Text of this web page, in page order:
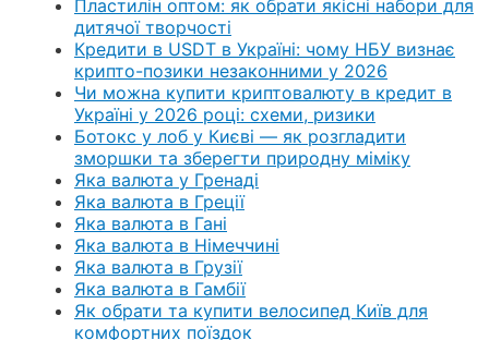
Пластилін оптом: як обрати якісні набори для
дитячої творчості
Кредити в USDT в Україні: чому НБУ визнає
крипто-позики незаконними у 2026
Чи можна купити криптовалюту в кредит в
Україні у 2026 році: схеми, ризики
Ботокс у лоб у Києві — як розгладити
зморшки та зберегти природну міміку
Яка валюта у Гренаді
Яка валюта в Греції
Яка валюта в Гані
Яка валюта в Німеччині
Яка валюта в Грузії
Яка валюта в Гамбії
Як обрати та купити велосипед Київ для
комфортних поїздок